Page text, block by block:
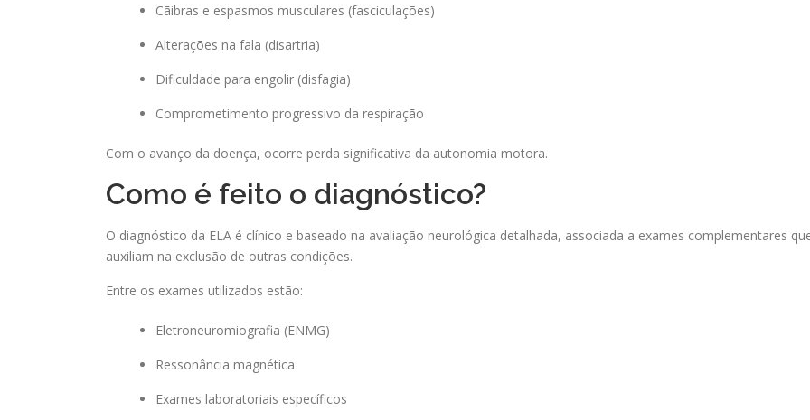
Cãibras e espasmos musculares (fasciculações)
Alterações na fala (disartria)
Dificuldade para engolir (disfagia)
Comprometimento progressivo da respiração
Com o avanço da doença, ocorre perda significativa da autonomia motora.
Como é feito o diagnóstico?
O diagnóstico da ELA é clínico e baseado na avaliação neurológica detalhada, associada a exames complementares
auxiliam na exclusão de outras condições.
Entre os exames utilizados estão:
Eletroneuromiografia (ENMG)
Ressonância magnética
Exames laboratoriais específicos